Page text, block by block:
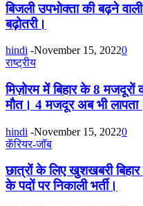
बिजली उपभोक्ता की बढ़ने
बढ़ोतरी।
hindi -November 15, 20220
राष्ट्रीय
मिज़ोरम में बिहार के 8
मौत। 4 मजदूर अब भी लापता।
hindi -November 15, 20220
कॅरियर-जॉब
छात्रों के लिए खुशखबरी
के पदों पर निकाली भर्ती।